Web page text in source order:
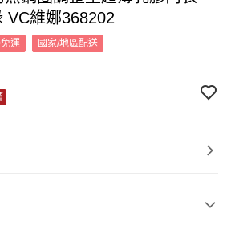
VC維娜368202
運 國家/地區配送